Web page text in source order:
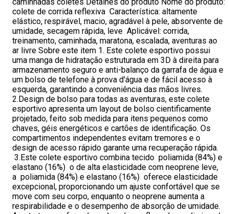
colete de corrida reflexiva Característica: altamente
elástico, respirável, macio, agradável à pele, absorvente de
umidade, secagem rápida, leve Aplicável: corrida,
treinamento, caminhada, maratona, escalada, aventuras ao
ar livre Sobre este item 1. Este colete esportivo possui
uma manga de hidratação estruturada em 3D à direita para
armazenamento seguro e anti-balanço da garrafa de água e
um bolso de telefone à prova d'água e de fácil acesso à
esquerda, garantindo a conveniência das mãos livres.
2.Design de bolso para todas as aventuras, este colete
esportivo apresenta um layout de bolso cientificamente
projetado, feito sob medida para itens pequenos como
chaves, géis energéticos e cartões de identificação. Os
compartimentos independentes evitam tremores e o
design de acesso rápido garante uma recuperação rápida.
3.Este colete esportivo combina tecido poliamida (84%) e
elastano (16%) o de alta elasticidade com neoprene leve,
a poliamida (84%) e elastano (16%) oferece elasticidade
excepcional, proporcionando um ajuste confortável que se
move com seu corpo, enquanto o neoprene aumenta a
respirabilidade e o desempenho de absorção de umidade.